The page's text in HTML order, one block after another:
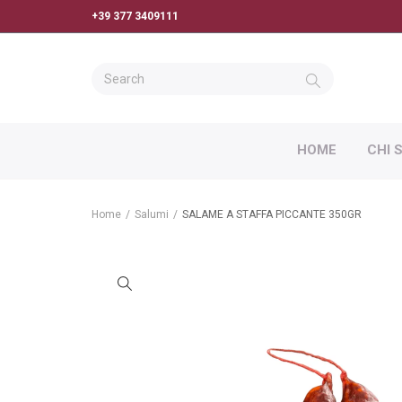
+39 377 3409111
HOME CHI
Home / Salumi / SALAME A STAFFA PICCANTE 350GR